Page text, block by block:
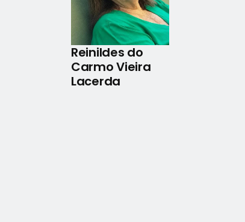
Reinildes do
Carmo Vieira
Lacerda